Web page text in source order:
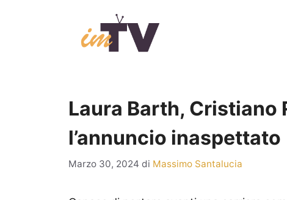
Laura Barth, Cristiano
l’annuncio inaspettato
Marzo 30, 2024 di Massimo Santalucia